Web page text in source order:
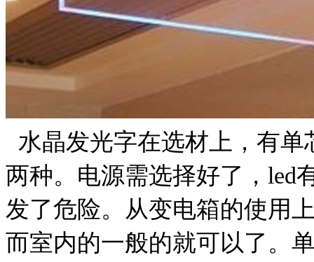
水晶发光字在选材上，有
两种。电源需选择好了， led
发了危险。从变电箱的使用
而室内的一般的就可以了。